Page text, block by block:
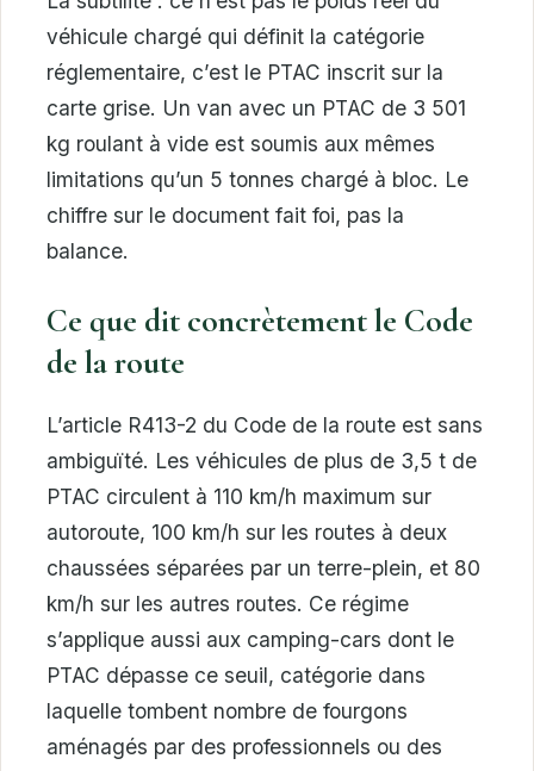
véhicule chargé qui définit la catégorie
réglementaire, c’est le PTAC inscrit sur la
carte grise. Un van avec un PTAC de 3 501
kg roulant à vide est soumis aux mêmes
limitations qu’un 5 tonnes chargé à bloc. Le
chiffre sur le document fait foi, pas la
balance.
Ce que dit concrètement le Code
de la route
L’article R413-2 du Code de la route est sans
ambiguïté. Les véhicules de plus de 3,5 t de
PTAC circulent à 110 km/h maximum sur
autoroute, 100 km/h sur les routes à deux
chaussées séparées par un terre-plein, et 80
km/h sur les autres routes. Ce régime
s’applique aussi aux camping-cars dont le
PTAC dépasse ce seuil, catégorie dans
laquelle tombent nombre de fourgons
aménagés par des professionnels ou des